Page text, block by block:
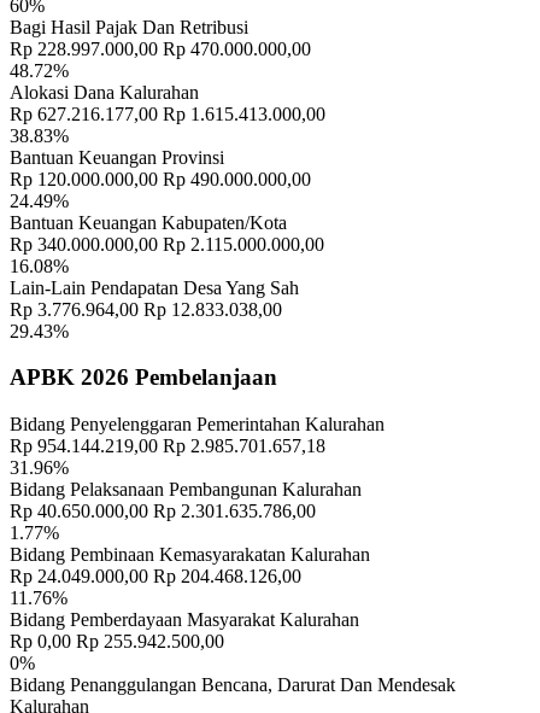
Informasi Lengkap Tentang BUMDes Yang Harus Anda Ketahui
Mei 2019
Sejarah 30 April 2014
60%
Bagi Hasil Pajak Dan Retribusi
Rp 228.997.000,00 Rp 470.000.000,00
48.72%
Alokasi Dana Kalurahan
Rp 627.216.177,00 Rp 1.615.413.000,00
38.83%
Bantuan Keuangan Provinsi
Rp 120.000.000,00 Rp 490.000.000,00
24.49%
Bantuan Keuangan Kabupaten/Kota
Rp 340.000.000,00 Rp 2.115.000.000,00
16.08%
Lain-Lain Pendapatan Desa Yang Sah
Rp 3.776.964,00 Rp 12.833.038,00
29.43%
APBK 2026 Pembelanjaan
Bidang Penyelenggaran Pemerintahan Kalurahan
Rp 954.144.219,00 Rp 2.985.701.657,18
31.96%
Bidang Pelaksanaan Pembangunan Kalurahan
Rp 40.650.000,00 Rp 2.301.635.786,00
1.77%
Bidang Pembinaan Kemasyarakatan Kalurahan
Rp 24.049.000,00 Rp 204.468.126,00
11.76%
Bidang Pemberdayaan Masyarakat Kalurahan
Rp 0,00 Rp 255.942.500,00
0%
Bidang Penanggulangan Bencana, Darurat Dan Mendesak
Kalurahan